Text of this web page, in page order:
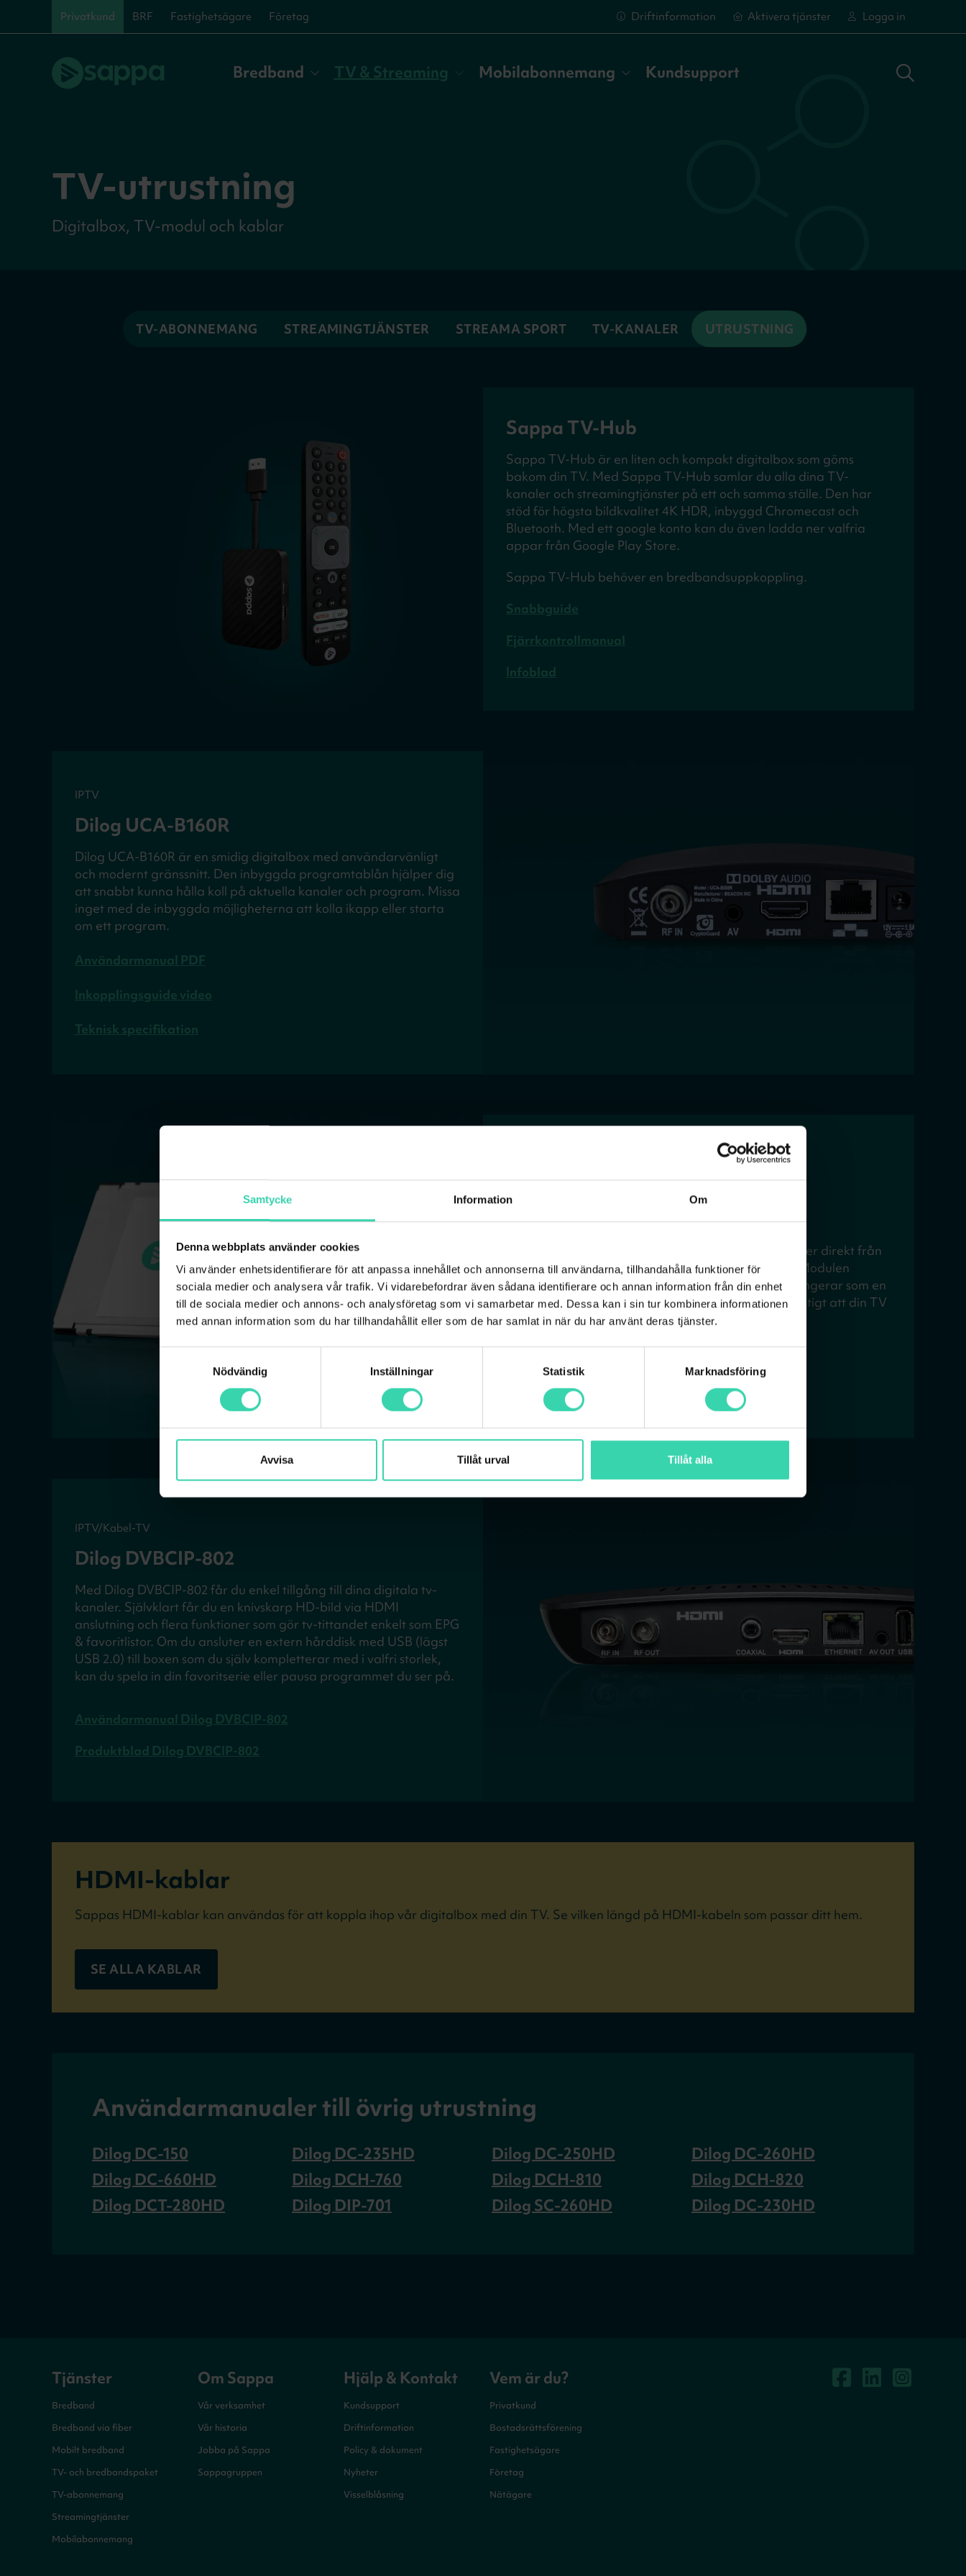
Samtycke Information Om
Denna webbplats använder cookies
Vi använder enhetsidentifierare för att anpassa innehållet och annonserna till användarna, tillhandahålla funktioner för
sociala medier och analysera vår trafik. Vi vidarebefordrar även sådana identifierare och annan information från din enhet
till de sociala medier och annons- och analysföretag som vi samarbetar med. Dessa kan i sin tur kombinera informationen
med annan information som du har tillhandahållit eller som de har samlat in när du har använt deras tjänster.
Nödvändig
Inställningar Statistik Marknadsföring
Avvisa Tillåt urval Tillåt alla
Privatkund BRF Fastighetsägare Företag Driftinformation Aktivera tjänster Logga in
Aktivera tjänster
Bredband TV & Streaming Mobilabonnemang Kundsupport
TV-utrustning
Digitalbox, TV-modul och kablar
TV-ABONNEMANG STREAMINGTJÄNSTER STREAMA SPORT TV-KANALER UTRUSTNING
Sappa TV-Hub
Sappa TV-Hub är en liten och kompakt digitalbox som göms
bakom din TV. Med Sappa TV-Hub samlar du alla dina TV-
kanaler och streamingtjänster på ett och samma ställe. Den har
stöd för högsta bildkvalitet 4K HDR, inbyggd Chromecast och
Bluetooth. Med ett google konto kan du även ladda ner valfria
appar från Google Play Store.
Sappa TV-Hub behöver en bredbandsuppkoppling.
Snabbguide
Fjärrkontrollmanual
Infoblad
IPTV
Dilog UCA-B160R
Dilog UCA-B160R är en smidig digitalbox med användarvänligt
och modernt gränssnitt. Den inbyggda programtablån hjälper dig
att snabbt kunna hålla koll på aktuella kanaler och program. Missa
inget med de inbyggda möjligheterna att kolla ikapp eller starta
om ett program.
Användarmanual PDF
Inkopplingsguide video
Teknisk specifikation
TV-modul
Sappas TV-modul ger dig möjlighet att se HD-kanaler direkt från
TV:n om din bostad är kopplad till kabel-TV-nätet. Modulen
kopplas in på baksidan eller i sidan av din TV och fungerar som en
digital mottagare. För att den ska fungera är det viktigt att din TV
har stöd för DVB-C och MPEG-4 med CI+ standard.
IPTV/Kabel-TV
Dilog DVBCIP-802
Med Dilog DVBCIP-802 får du enkel tillgång till dina digitala tv-
kanaler. Självklart får du en knivskarp HD-bild via HDMI
anslutning och flera funktioner som gör tv-tittandet enkelt som EPG
& favoritlistor. Om du ansluter en extern hårddisk med USB (lägst
USB 2.0) till boxen som du själv kompletterar med i valfri storlek,
kan du spela in din favoritserie eller pausa programmet du ser på.
Användarmanual Dilog DVBCIP-802
Produktblad Dilog DVBCIP-802
HDMI-kablar
Sappas HDMI-kablar kan användas för att koppla ihop vår digitalbox med din TV. Se vilken längd på HDMI-kabeln som passar ditt hem.
SE ALLA KABLAR
Användarmanualer till övrig utrustning
Dilog DC-150 Dilog DC-235HD Dilog DC-250HD
Dilog DC-260HD
Dilog DC-660HD
Dilog DCH-760 Dilog DCH-810
Dilog DCH-820
Dilog DCT-280HD
Dilog DIP-701 Dilog SC-260HD Dilog DC-230HD
Tjänster
Bredband
Bredband via fiber
Mobilt bredband
TV- och bredbandspaket
TV-abonnemang
Streamingtjänster
Mobilabonnemang
Om Sappa
Vår verksamhet
Vår historia
Jobba på Sappa
Sappagruppen
Hjälp & Kontakt
Kundsupport
Driftinformation
Policy & dokument
Nyheter
Visselblåsning
Vem är du?
Privatkund
Bostadsrättsförening
Fastighetsägare
Företag
Nätägare